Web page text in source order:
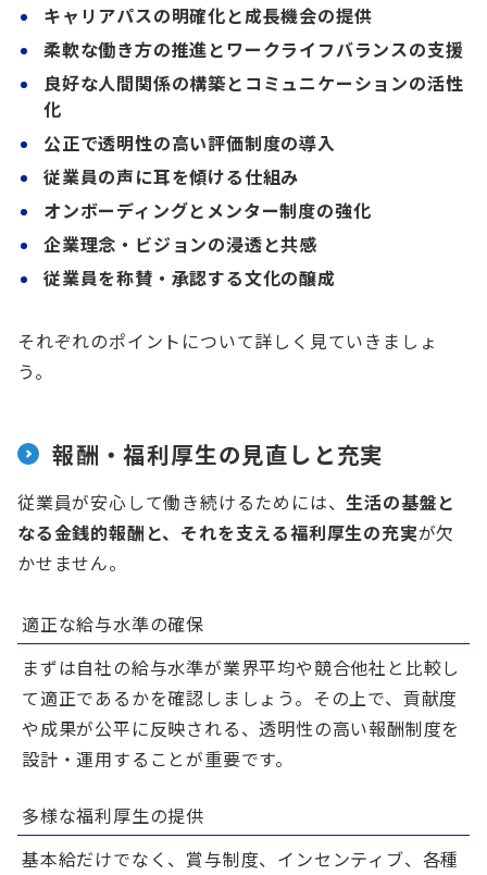
キャリアパスの明確化と成長機会の提供
柔軟な働き方の推進とワークライフバランスの支援
良好な人間関係の構築とコミュニケーションの活性
化
公正で透明性の高い評価制度の導入
従業員の声に耳を傾ける仕組み
オンボーディングとメンター制度の強化
企業理念・ビジョンの浸透と共感
従業員を称賛・承認する文化の醸成
それぞれのポイントについて詳しく見ていきましょ
う。
報酬・福利厚生の見直しと充実
従業員が安心して働き続けるためには、生活の基盤と
なる金銭的報酬と、それを支える福利厚生の充実が欠
かせません。
適正な給与水準の確保
まずは自社の給与水準が業界平均や競合他社と比較し
て適正であるかを確認しましょう。その上で、貢献度
や成果が公平に反映される、透明性の高い報酬制度を
設計・運用することが重要です。
多様な福利厚生の提供
基本給だけでなく、賞与制度、インセンティブ、各種